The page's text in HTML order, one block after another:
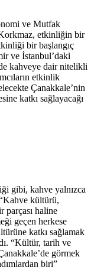
ve Mutfak
etkinliğin bir
bir başlangıç
ve İstanbul’daki
kahveye dair nitelikli
etkinlik
Çanakkale’nin
katkı sağlayacağı
gibi, kahve yalnızca
kültürü,
parçası haline
geçen herkese
katkı sağlamak
“Kültür, tarih ve
görmek
biri”